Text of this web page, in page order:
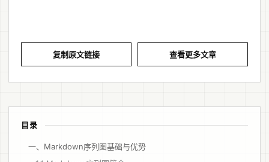
复制原文链接 查看更多文章
目录
一、Markdown序列图基础与优势